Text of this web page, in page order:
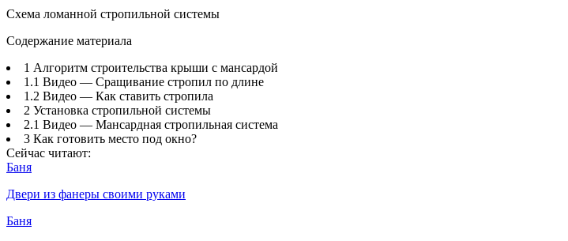
Схема ломанной стропильной системы
Содержание материала
1 Алгоритм строительства крыши с мансардой
1.1 Видео — Сращивание стропил по длине
1.2 Видео — Как ставить стропила
2 Установка стропильной системы
2.1 Видео — Мансардная стропильная система
3 Как готовить место под окно?
Сейчас читают:
Баня
Двери из фанеры своими руками
Баня